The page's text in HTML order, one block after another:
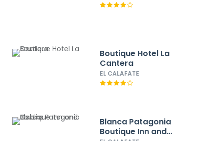
Boutique Hotel La
Cantera
EL CALAFATE
Blanca Patagonia
Boutique Inn and